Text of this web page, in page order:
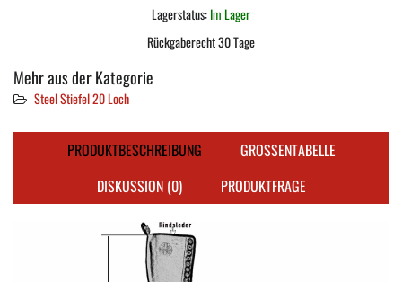
Lagerstatus:Im Lager
Rückgaberecht 30 Tage
Mehr aus der Kategorie
Steel Stiefel 20 Loch
PRODUKTBESCHREIBUNG
GROSSENTABELLE
DISKUSSION (0)
PRODUKTFRAGE